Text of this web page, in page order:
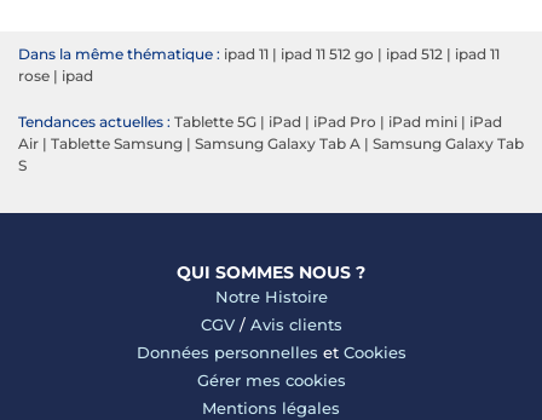
Dans la même thématique : ipad 11 | ipad 11 512 go | ipad 512 | ipad 11
rose | ipad
Tendances actuelles : Tablette 5G | iPad | iPad Pro | iPad mini | iPad
Air | Tablette Samsung | Samsung Galaxy Tab A | Samsung Galaxy Tab
S
QUI SOMMES NOUS ?
Notre Histoire
CGV/ Avis clients
Données personnelles et Cookies
Gérer mes cookies
Mentions légales